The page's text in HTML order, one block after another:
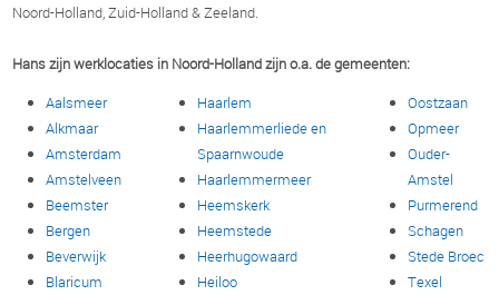
Noord-Holland, Zuid-Holland & Zeeland.
Hans zijn werklocaties in Noord-Holland zijn o.a. de gemeenten:
Aalsmeer
Alkmaar
Amsterdam
Amstelveen
Beemster
Bergen
Beverwijk
Blaricum
Haarlem
Haarlemmerliede en
Spaarnwoude
Haarlemmermeer
Heemskerk
Heemstede
Heerhugowaard
Heiloo
Oostzaan
Opmeer
Ouder-
Amstel
Purmerend
Schagen
Stede Broec
Texel